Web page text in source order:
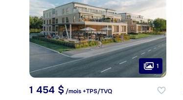
1
1 454 $/mois +TPS/TVQ